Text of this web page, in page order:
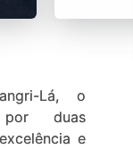
Lá, o
por duas
e